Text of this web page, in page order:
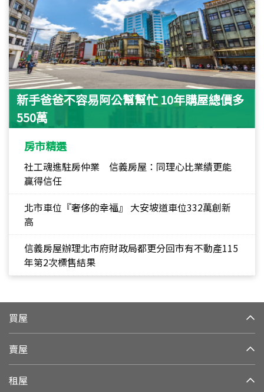
新手爸爸不容易阿公幫幫忙 10年購屋總價多
550萬
房市精選
社工魂進駐房仲業 信義房屋：同理心比業績更能
贏得信任
北市車位『奢侈的幸福』 大安坡道車位332萬創新
高
信義房屋辦理北市府財政局都更分回市有不動產115
年第2次標售結果
買屋
賣屋
租屋